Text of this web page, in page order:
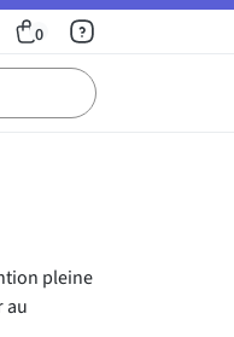
0
pleine
au